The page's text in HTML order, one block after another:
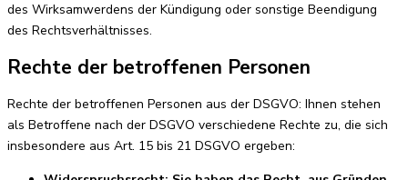
des Wirksamwerdens der Kündigung oder sonstige Beendigung
des Rechtsverhältnisses.
Rechte der betroffenen Personen
Rechte der betroffenen Personen aus der DSGVO: Ihnen stehen
als Betroffene nach der DSGVO verschiedene Rechte zu, die sich
insbesondere aus Art. 15 bis 21 DSGVO ergeben: